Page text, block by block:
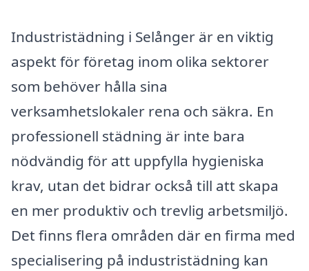
Industristädning i Selånger är en viktig
aspekt för företag inom olika sektorer
som behöver hålla sina
verksamhetslokaler rena och säkra. En
professionell städning är inte bara
nödvändig för att uppfylla hygieniska
krav, utan det bidrar också till att skapa
en mer produktiv och trevlig arbetsmiljö.
Det finns flera områden där en firma med
specialisering på industristädning kan